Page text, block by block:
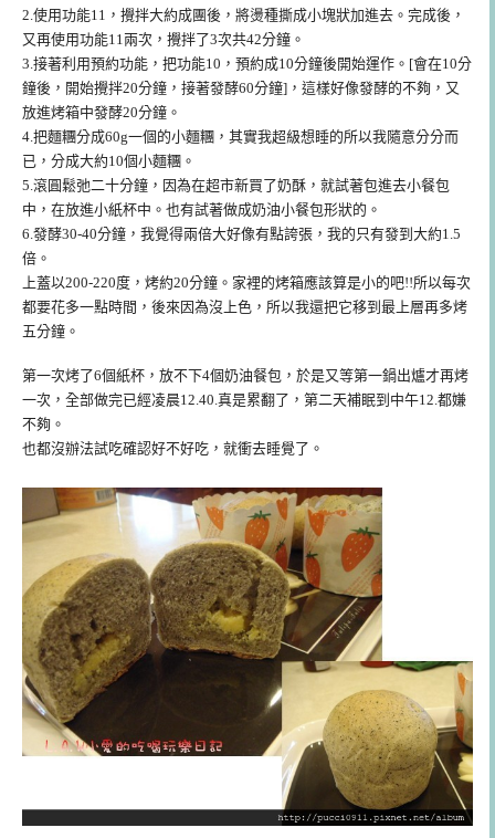
2.使用功能11，攪拌大約成團後，將燙種撕成小塊狀加進去。完成後，
又再使用功能11兩次，攪拌了3次共42分鐘。
3.接著利用預約功能，把功能10，預約成10分鐘後開始運作。[會在10分
鐘後，開始攪拌20分鐘，接著發酵60分鐘]，這樣好像發酵的不夠，又
放進烤箱中發酵20分鐘。
4.把麵糰分成60g一個的小麵糰，其實我超級想睡的所以我隨意分分而
已，分成大約10個小麵糰。
5.滾圓鬆弛二十分鐘，因為在超市新買了奶酥，就試著包進去小餐包
中，在放進小紙杯中。也有試著做成奶油小餐包形狀的。
6.發酵30-40分鐘，我覺得兩倍大好像有點誇張，我的只有發到大約1.5
倍。
上蓋以200-220度，烤約20分鐘。家裡的烤箱應該算是小的吧!!所以每次
都要花多一點時間，後來因為沒上色，所以我還把它移到最上層再多烤
五分鐘。
第一次烤了6個紙杯，放不下4個奶油餐包，於是又等第一鍋出爐才再烤
一次，全部做完已經凌晨12.40.真是累翻了，第二天補眠到中午12.都嫌
不夠。
也都沒辦法試吃確認好不好吃，就衝去睡覺了。